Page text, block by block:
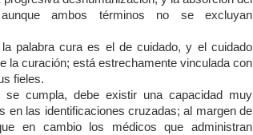
ambos términos no se excluyan
palabra cura es el de cuidado, y el cuidado
la curación; está estrechamente vinculada con
fieles.
se cumpla, debe existir una capacidad muy
en las identificaciones cruzadas; al margen de
en cambio los médicos que administran